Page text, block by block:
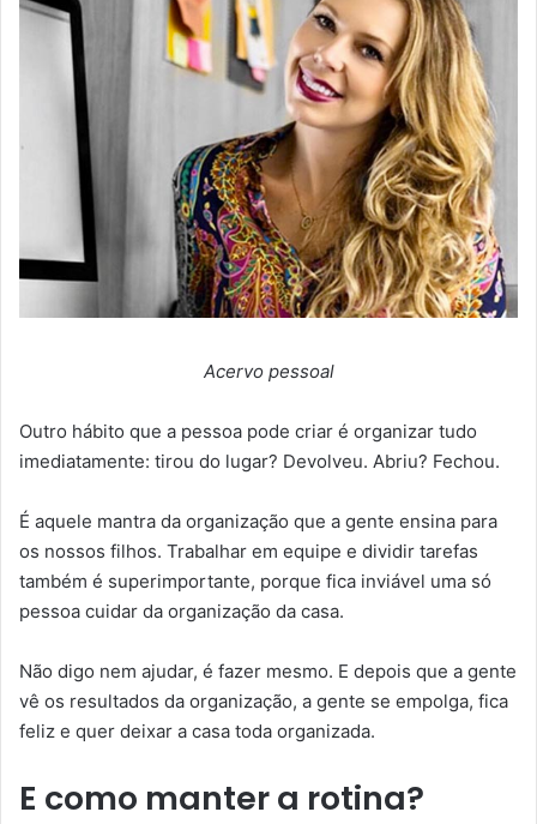
Acervo pessoal
Outro hábito que a pessoa pode criar é organizar tudo
imediatamente: tirou do lugar? Devolveu. Abriu? Fechou.
É aquele mantra da organização que a gente ensina para
os nossos filhos. Trabalhar em equipe e dividir tarefas
também é superimportante, porque fica inviável uma só
pessoa cuidar da organização da casa.
Não digo nem ajudar, é fazer mesmo. E depois que a gente
vê os resultados da organização, a gente se empolga, fica
feliz e quer deixar a casa toda organizada.
E como manter a rotina?